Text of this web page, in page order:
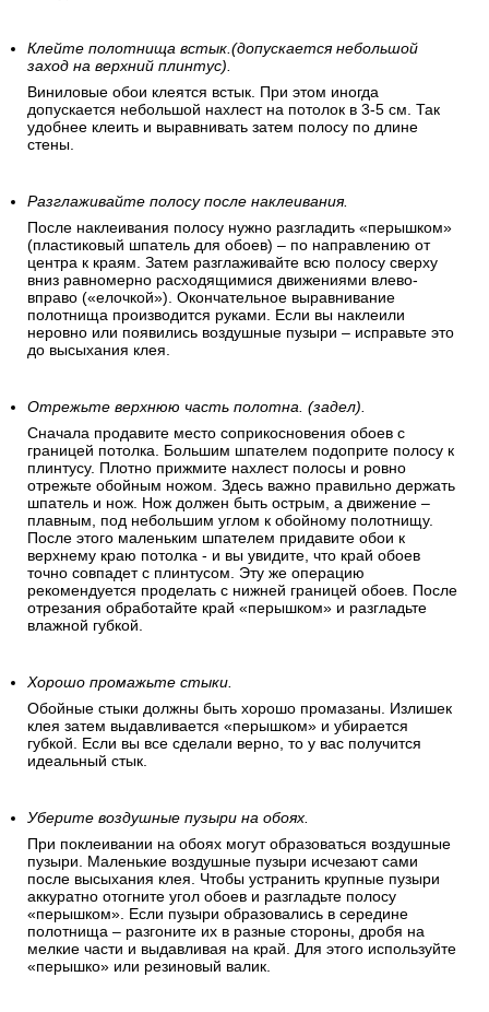
Клейте полотнища встык.(допускается небольшой
заход на верхний плинтус).
Виниловые обои клеятся встык. При этом иногда
допускается небольшой нахлест на потолок в 3-5 см. Так
удобнее клеить и выравнивать затем полосу по длине
стены.
Разглаживайте полосу после наклеивания.
После наклеивания полосу нужно разгладить «перышком»
(пластиковый шпатель для обоев) – по направлению от
центра к краям. Затем разглаживайте всю полосу сверху
вниз равномерно расходящимися движениями влево-
вправо («елочкой»). Окончательное выравнивание
полотнища производится руками. Если вы наклеили
неровно или появились воздушные пузыри – исправьте это
до высыхания клея.
Отрежьте верхнюю часть полотна. (задел).
Сначала продавите место соприкосновения обоев с
границей потолка. Большим шпателем подоприте полосу к
плинтусу. Плотно прижмите нахлест полосы и ровно
отрежьте обойным ножом. Здесь важно правильно держать
шпатель и нож. Нож должен быть острым, а движение –
плавным, под небольшим углом к обойному полотнищу.
После этого маленьким шпателем придавите обои к
верхнему краю потолка - и вы увидите, что край обоев
точно совпадет с плинтусом. Эту же операцию
рекомендуется проделать с нижней границей обоев. После
отрезания обработайте край «перышком» и разгладьте
влажной губкой.
Хорошо промажьте стыки.
Обойные стыки должны быть хорошо промазаны. Излишек
клея затем выдавливается «перышком» и убирается
губкой. Если вы все сделали верно, то у вас получится
идеальный стык.
Уберите воздушные пузыри на обоях.
При поклеивании на обоях могут образоваться воздушные
пузыри. Маленькие воздушные пузыри исчезают сами
после высыхания клея. Чтобы устранить крупные пузыри
аккуратно отогните угол обоев и разгладьте полосу
«перышком». Если пузыри образовались в середине
полотнища – разгоните их в разные стороны, дробя на
мелкие части и выдавливая на край. Для этого используйте
«перышко» или резиновый валик.